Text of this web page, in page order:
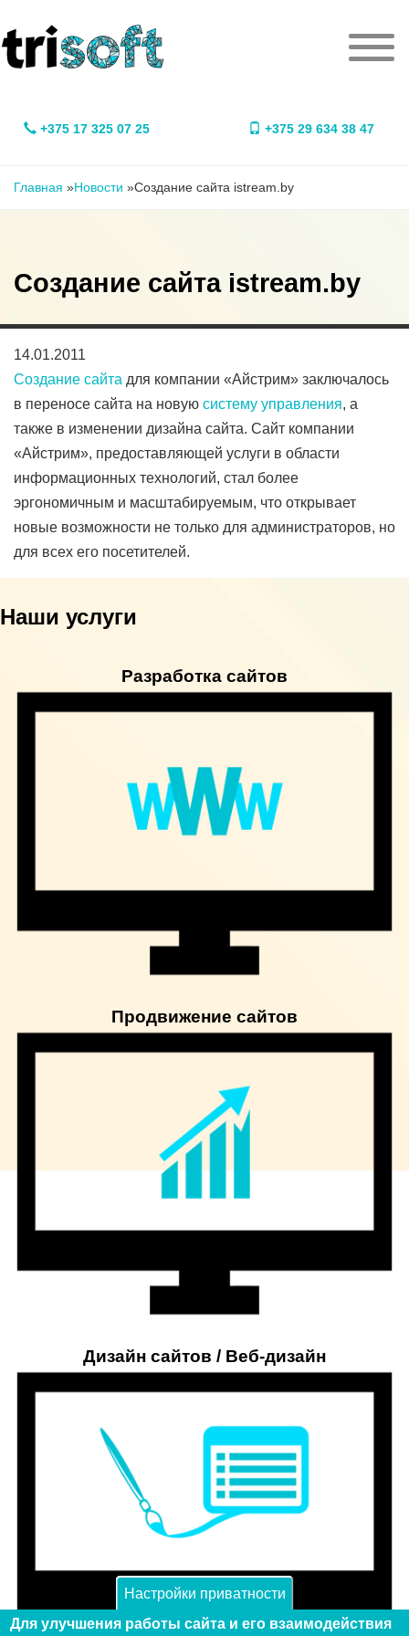
Меню
+375 17 325 07 25 +375 29 634 38 47
Главная »Новости »Создание сайта istream.by
Создание сайта istream.by
14.01.2011
Создание сайта для компании «Айстрим» заключалось
в переносе сайта на новую систему управления, а
также в изменении дизайна сайта. Сайт компании
«Айстрим», предоставляющей услуги в области
информационных технологий, стал более
эргономичным и масштабируемым, что открывает
новые возможности не только для администраторов, но
для всех его посетителей.
Наши услуги
Разработка сайтов
Продвижение сайтов
Дизайн сайтов / Веб-дизайн
Настройки приватности
Для улучшения работы сайта и его взаимодействия